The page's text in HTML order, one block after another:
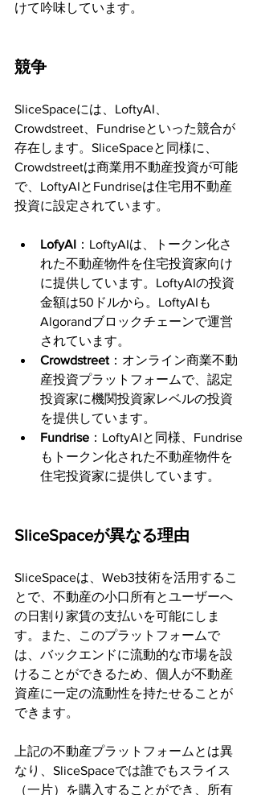
けて吟味しています。
競争
SliceSpaceには、LoftyAI、
Crowdstreet、Fundriseといった競合が
存在します。SliceSpaceと同様に、
Crowdstreetは商業用不動産投資が可能
で、LoftyAIとFundriseは住宅用不動産
投資に設定されています。
LofyAI ：LoftyAIは、トークン化さ
れた不動産物件を住宅投資家向け
に提供しています。LoftyAIの投資
金額は50ドルから。LoftyAIも
Algorandブロックチェーンで運営
されています。
Crowdstreet ：オンライン商業不動
産投資プラットフォームで、認定
投資家に機関投資家レベルの投資
を提供しています。
Fundrise ：LoftyAIと同様、Fundrise
もトークン化された不動産物件を
住宅投資家に提供しています。
SliceSpaceが異なる理由
SliceSpaceは、Web3技術を活用するこ
とで、不動産の小口所有とユーザーへ
の日割り家賃の支払いを可能にしま
す。また、このプラットフォームで
は、バックエンドに流動的な市場を設
けることができるため、個人が不動産
資産に一定の流動性を持たせることが
できます。
上記の不動産プラットフォームとは異
なり、SliceSpaceでは誰でもスライス
（一片）を購入することができ、所有